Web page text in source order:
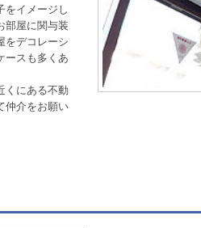
をイメージし
部屋に関与装
をデコレーシ
ースも多くあ
くにある不動
仲介をお願い